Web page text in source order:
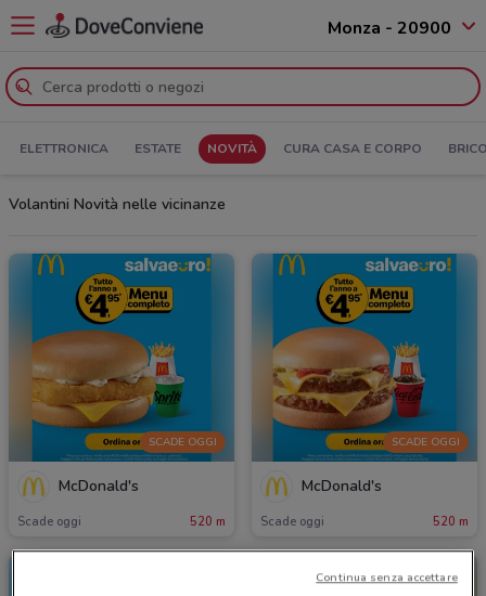
Monza - 20900
ELETTRONICA ESTATE NOVITÀ CURA CASA E CORPO
Volantini Novità nelle vicinanze
SCADE OGGI
McDonald's
Scade oggi 520 m
SCADE OGGI
McDonald's
Scade oggi 520 m
Continua senza accettare